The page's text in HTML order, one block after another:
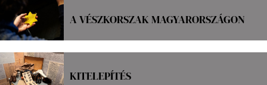
A VÉSZKORSZAK MAGYARORSZÁGON
KITELEPÍTÉS